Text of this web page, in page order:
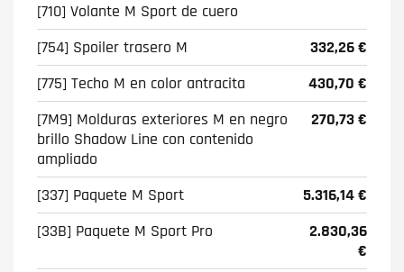
[710] Volante M Sport de cuero
[754] Spoiler trasero M
332,26 €
[775] Techo M en color antracita
430,70 €
[7M9] Molduras exteriores M en negro
brillo Shadow Line con contenido
ampliado
270,73 €
[337] Paquete M Sport
5.316,14 €
[33B] Paquete M Sport Pro
2.830,36
€